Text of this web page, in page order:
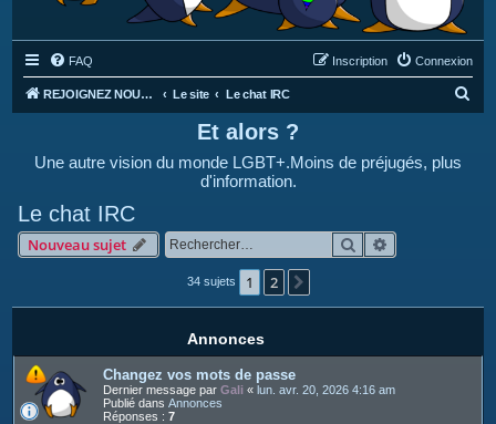
FAQ Connexion
Inscription
REJOIGNEZ NOUS SUR DISCORD : https://discord.gg/4C2Bvub Le site Le chat IRC
e
Et alors ?
Une autre vision du monde LGBT+.Moins de préjugés, plus
d'information.
Le chat IRC
Nouveau sujet Rechercher
34 sujets 1 2
Annonces
Changez vos mots de passe
Dernier message par Gali « lun. avr. 20, 2026 4:16 am
Publié dans Annonces
Réponses : 7